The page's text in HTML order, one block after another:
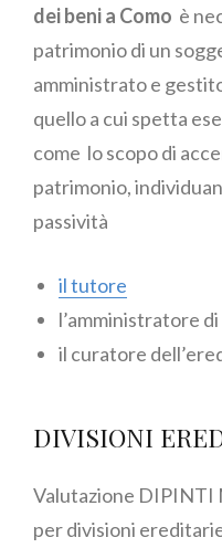
dei beni a Como è
patrimonio di un
amministrato e
quello a cui spetta
come lo scopo di
patrimonio,
passività
il tutore
l’amministratore
il curatore
DIVISIONI
Valutazione DIPINTI
per divisioni